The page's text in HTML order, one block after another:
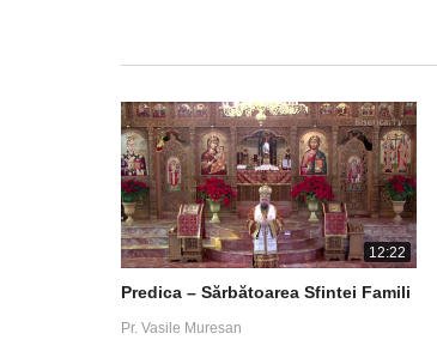
12:22
Predica – Sărbătoarea Sfintei Famili
Pr. Vasile Muresan